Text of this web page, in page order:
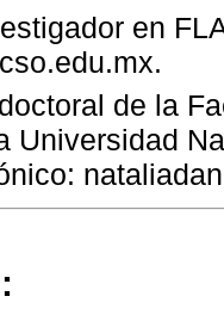
en
de la
Universidad